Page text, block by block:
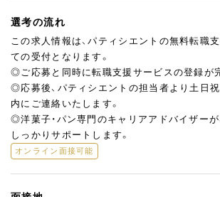
選考の流れ
この求人情報は、パティシエントの無料転職
ての受付となります。
◎ご応募と同時に転職支援サービスの登録が
◎応募後、パティシエントの担当者より土日
内にご連絡いたします。
◎洋菓子・パン専門のキャリアアドバイザーが
しっかりサポートします。
オンライン面接可能